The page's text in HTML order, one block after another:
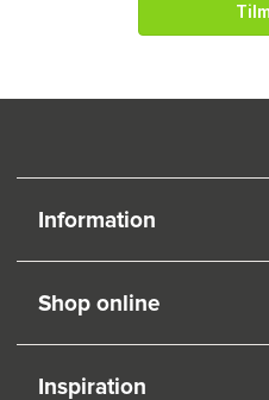
Information
Shop online
Inspiration